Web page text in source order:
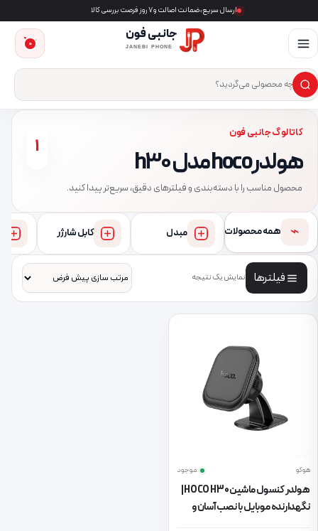
ارسال سریع، ضمانت اصالت و ۷ روز فرصت بررسی کالا
جانبی فون
JANEBI PHONE
جست‌وجوی محصول
×
0
کاتالوگ جانبی فون
هولدر hoco مدل h30
محصول مناسب را با دسته‌بندی و فیلترهای دقیق، سریع‌تر پیدا کنید.
1
⌁ همه محصولات مبدل کابل شارژر
فیلترها نمایش یک نتیجه
هوکو موجود
نگهدارنده موبایل با نصب آسان و